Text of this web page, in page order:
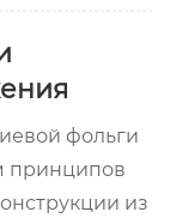
фольги
принципов
из